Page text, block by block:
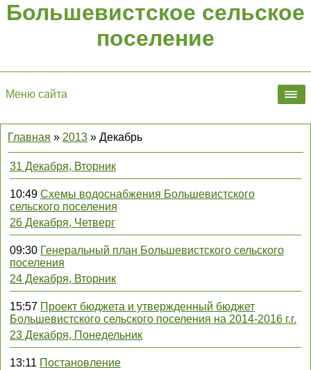
Большевистское сельское
поселение
Меню сайта
Главная » 2013 » Декабрь
31 Декабря, Вторник
10:49 Схемы водоснабжения Большевистского
сельского поселения
26 Декабря, Четверг
09:30 Генеральный план Большевистского сельского
поселения
24 Декабря, Вторник
15:57 Проект бюджета и утвержденный бюджет
Большевистского сельского поселения на 2014-2016 г.г.
23 Декабря, Понедельник
13:11 Постановление